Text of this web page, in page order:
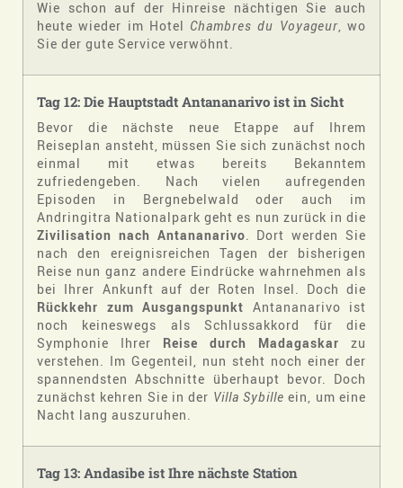
Wie schon auf der Hinreise nächtigen Sie auch
heute wieder im Hotel Chambres du Voyageur, wo
Sie der gute Service verwöhnt.
Tag 12: Die Hauptstadt Antananarivo ist in Sicht
Bevor die nächste neue Etappe auf Ihrem
Reiseplan ansteht, müssen Sie sich zunächst noch
einmal mit etwas bereits Bekanntem
zufriedengeben. Nach vielen aufregenden
Episoden in Bergnebelwald oder auch im
Andringitra Nationalpark geht es nun zurück in die
Zivilisation nach Antananarivo . Dort werden Sie
nach den ereignisreichen Tagen der bisherigen
Reise nun ganz andere Eindrücke wahrnehmen als
bei Ihrer Ankunft auf der Roten Insel. Doch die
Rückkehr zum Ausgangspunkt Antananarivo ist
noch keineswegs als Schlussakkord für die
Symphonie Ihrer Reise durch Madagaskar zu
verstehen. Im Gegenteil, nun steht noch einer der
spannendsten Abschnitte überhaupt bevor. Doch
zunächst kehren Sie in der Villa Sybille ein, um eine
Nacht lang auszuruhen.
Tag 13: Andasibe ist Ihre nächste Station